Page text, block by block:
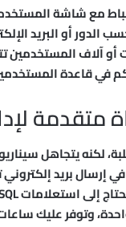
مع شاشة
أو البريد
أو آلاف
في قاعدة
متقدمة
لكنه يتجاهل
وتوفر عليك